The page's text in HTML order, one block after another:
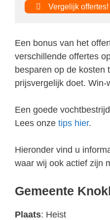
Vergelijk offertes!
Een bonus van het
verschillende offertes
besparen op de kosten
prijsvergelijk doet. Win-
Een goede
Lees onze tips hier.
Hieronder vind u
waar wij ook actief zijn
Gemeente
Plaats: Heist